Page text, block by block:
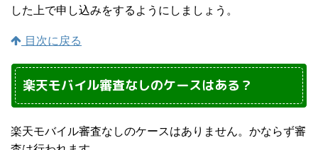
した上で申し込みをするようにしましょう。
目次に戻る
楽天モバイル審査なしのケースはある？
楽天モバイル審査なしのケースはありません。かならず審